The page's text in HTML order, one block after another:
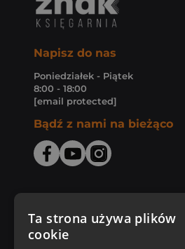
Napisz do nas
Poniedziałek - Piątek
8:00 - 18:00
[email protected]
Bądź z nami na bieżąco
Zakupy u nas
Ta strona używa plików
cookie